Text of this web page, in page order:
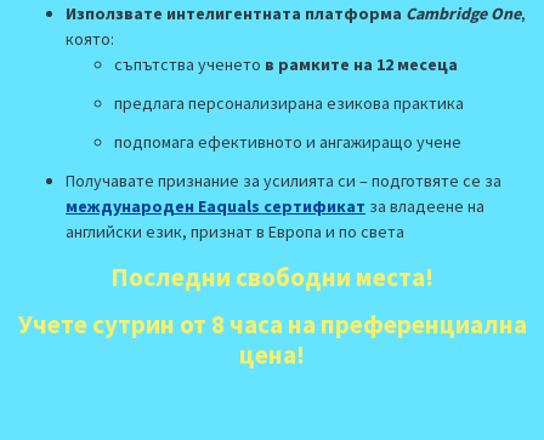
Използвате интелигентната платформа Cambridge One,
която:
съпътства ученето в рамките на 12 месеца
предлага персонализирана езикова практика
подпомага ефективното и ангажиращо учене
Получавате признание за усилията си – подготвяте се за
международен Еaquals сертификат за владеене на
английски език, признат в Европа и по света
Последни свободни места!
Учете сутрин от 8 часа на преференциална
цена!